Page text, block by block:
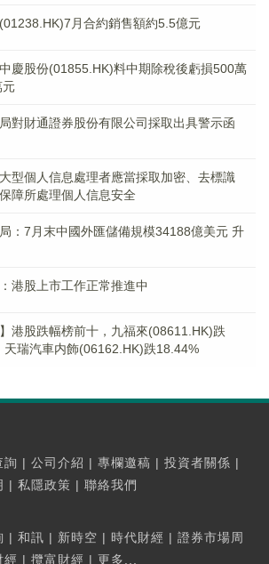
月合約銷售額約5.5億元
中慶股份(01855.HK)料中期除稅後虧損500萬
元
對財通證券股份有限公司採取出具警示函
型個人信息處理者應當採取加密、去標識
障所處理個人信息安全
：7月末中國外匯儲備規模34188億美元 升
港股上市工作正常推進中
】港股跌幅榜前十，九福來(08611.HK)跌
天瑞汽車内飾(06162.HK)跌18.44%
詢 | 公司介紹 | 專欄邀稿 | 投資者關係 |
| 私隱政策 | 聯絡我們
| 和訊 | 新時空 | 時代財經 | 證券市場周
經 | 攬富財經 | 更多...